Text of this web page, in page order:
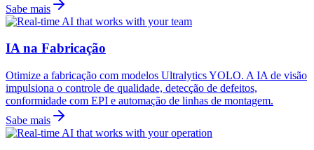
Sabe mais
IA na Fabricação
Otimize a fabricação com modelos Ultralytics YOLO. A IA de visão
impulsiona o controle de qualidade, detecção de defeitos,
conformidade com EPI e automação de linhas de montagem.
Sabe mais